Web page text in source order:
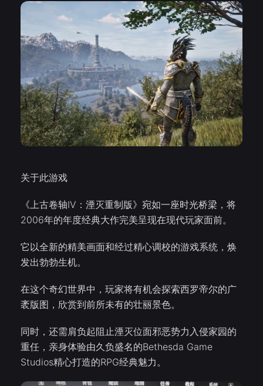
关于此游戏
《上古卷轴IV：湮灭重制版》宛如一座时光桥梁，将
2006年的年度经典大作完美呈现在现代玩家面前。
它以全新的精美画面和经过精心调校的游戏系统，焕
发出勃勃生机。
在这个奇幻世界中，玩家将有机会探索西罗帝尔的广
袤版图，欣赏到前所未有的壮丽景色。
同时，还需肩负起阻止湮灭位面邪恶势力入侵家园的
重任，亲身体验由久负盛名的Bethesda Game
Studios精心打造的RPG经典魅力。